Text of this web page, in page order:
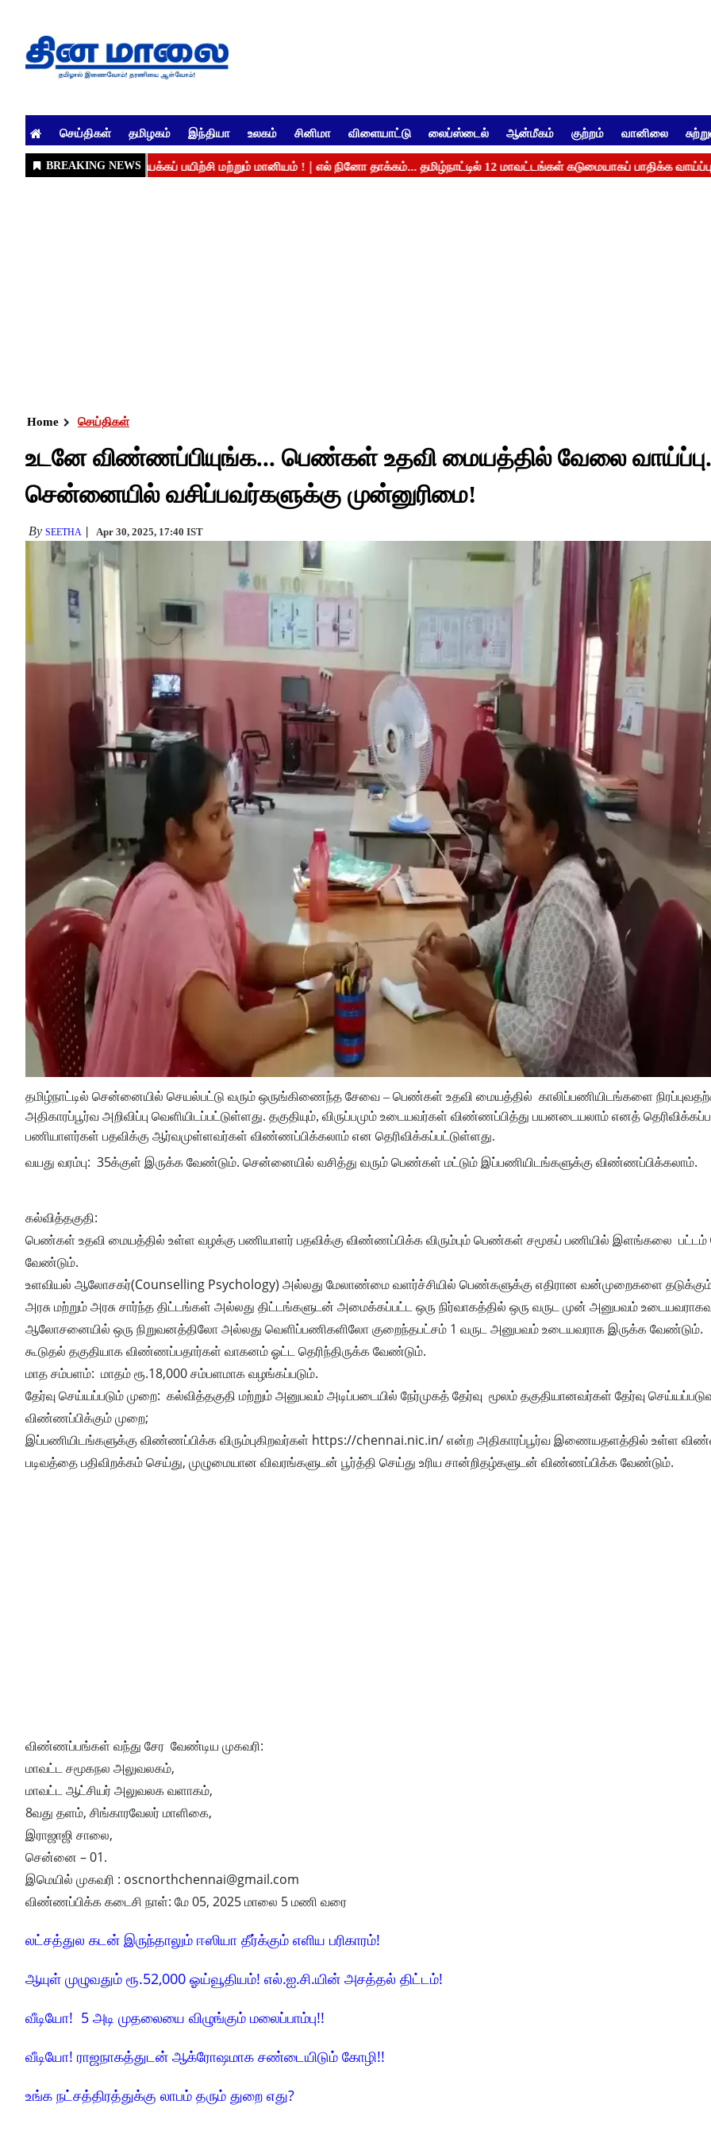
செய்திகள் தமிழகம் இந்தியா உலகம் சினிமா விளையாட்டு லைப்ஸ்டைல் ஆன்மீகம் குற்றம் வானிலை
Home செய்திகள்
உடனே விண்ணப்பியுங்க... பெண்கள் உதவி மையத்தில் வேலை
சென்னையில் வசிப்பவர்களுக்கு முன்னுரிமை!
By SEETHA Apr 30, 2025, 17:40 IST
தமிழ்நாட்டில் சென்னையில் செயல்பட்டு வரும் ஒருங்கிணைந்த சேவை – பெண்கள் உதவி மையத்தில் காலிப்பணியிடங்களை
அதிகாரப்பூர்வ அறிவிப்பு வெளியிடப்பட்டுள்ளது. தகுதியும், விருப்பமும் உடையவர்கள் விண்ணப்பித்து பயனடையலாம் எனத்
பணியாளர்கள் பதவிக்கு ஆர்வமுள்ளவர்கள் விண்ணப்பிக்கலாம் என தெரிவிக்கப்பட்டுள்ளது.
வயது வரம்பு: 35க்குள் இருக்க வேண்டும். சென்னையில் வசித்து வரும் பெண்கள் மட்டும் இப்பணியிடங்களுக்கு விண்ணப்பிக்கலாம்.
கல்வித்தகுதி:
பெண்கள் உதவி மையத்தில் உள்ள வழக்கு பணியாளர் பதவிக்கு விண்ணப்பிக்க விரும்பும் பெண்கள் சமூகப் பணியில் இளங்கலை பட்டம்
வேண்டும்.
உளவியல் ஆலோசகர்(Counselling Psychology) அல்லது மேலாண்மை வளர்ச்சியில் பெண்களுக்கு எதிரான வன்முறைகளை
அரசு மற்றும் அரசு சார்ந்த திட்டங்கள் அல்லது திட்டங்களுடன் அமைக்கப்பட்ட ஒரு நிர்வாகத்தில் ஒரு வருட முன் அனுபவம்
ஆலோசனையில் ஒரு நிறுவனத்திலோ அல்லது வெளிப்பணிகளிலோ குறைந்தபட்சம் 1 வருட அனுபவம் உடையவராக இருக்க வேண்டும்.
கூடுதல் தகுதியாக விண்ணப்பதார்கள் வாகனம் ஓட்ட தெரிந்திருக்க வேண்டும்.
மாத சம்பளம்: மாதம் ரூ.18,000 சம்பளமாக வழங்கப்படும்.
தேர்வு செய்யப்படும் முறை: கல்வித்தகுதி மற்றும் அனுபவம் அடிப்படையில் நேர்முகத் தேர்வு மூலம் தகுதியானவர்கள் தேர்வு
விண்ணப்பிக்கும் முறை;
இப்பணியிடங்களுக்கு விண்ணப்பிக்க விரும்புகிறவர்கள் https://chennai.nic.in/ என்ற அதிகாரப்பூர்வ இணையதளத்தில் உள்ள
படிவத்தை பதிவிறக்கம் செய்து, முழுமையான விவரங்களுடன் பூர்த்தி செய்து உரிய சான்றிதழ்களுடன் விண்ணப்பிக்க வேண்டும்.
விண்ணப்பங்கள் வந்து சேர வேண்டிய முகவரி:
மாவட்ட சமூகநல அலுவலகம்,
மாவட்ட ஆட்சியர் அலுவலக வளாகம்,
8வது தளம், சிங்காரவேலர் மாளிகை,
இராஜாஜி சாலை,
சென்னை – 01.
இமெயில் முகவரி : oscnorthchennai@gmail.com
விண்ணப்பிக்க கடைசி நாள்: மே 05, 2025 மாலை 5 மணி வரை
லட்சத்துல கடன் இருந்தாலும் ஈஸியா தீர்க்கும் எளிய பரிகாரம்!
ஆயுள் முழுவதும் ரூ.52,000 ஓய்வூதியம்! எல்.ஐ.சி.யின் அசத்தல் திட்டம்!
வீடியோ! 5 அடி முதலையை விழுங்கும் மலைப்பாம்பு!!
வீடியோ! ராஜநாகத்துடன் ஆக்ரோஷமாக சண்டையிடும் கோழி!!
உங்க நட்சத்திரத்துக்கு லாபம் தரும் துறை எது?